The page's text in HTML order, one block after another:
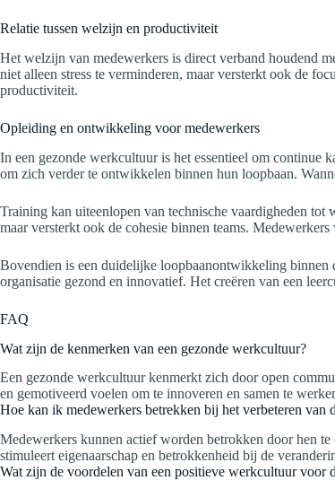
Relatie tussen welzijn en productiviteit
Het welzijn van medewerkers is direct verband houdend
niet alleen stress te verminderen, maar versterkt ook de
productiviteit.
Opleiding en ontwikkeling voor medewerkers
In een gezonde werkcultuur is het essentieel om continue
om zich verder te ontwikkelen binnen hun loopbaan.
Training kan uiteenlopen van technische vaardigheden
maar versterkt ook de cohesie binnen teams.
Bovendien is een duidelijke loopbaanontwikkeling binnen
organisatie gezond en innovatief. Het creëren van een
FAQ
Wat zijn de kenmerken van een gezonde werkcultuur?
Een gezonde werkcultuur kenmerkt zich door open
en gemotiveerd voelen om te innoveren en samen te
Hoe kan ik medewerkers betrekken bij het verbeteren van
Medewerkers kunnen actief worden betrokken door hen
stimuleert eigenaarschap en betrokkenheid bij de
Wat zijn de voordelen van een positieve werkcultuur voor